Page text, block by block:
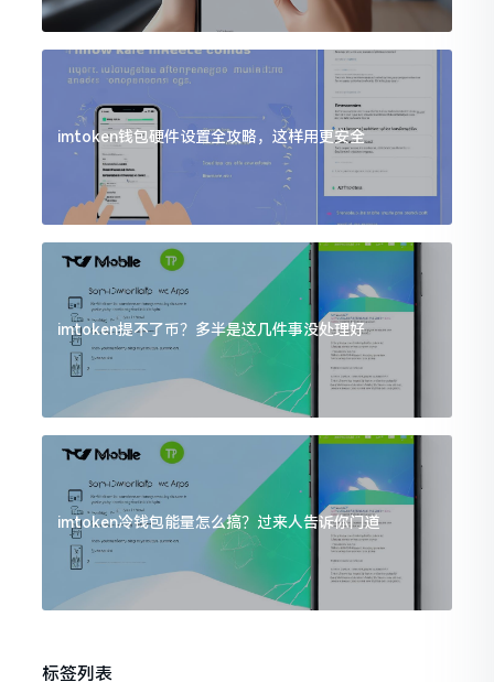
imtoken钱包硬件设置全攻略，这样用更安全
imtoken提不了币？多半是这几件事没处理好
imtoken冷钱包能量怎么搞？过来人告诉你门道
标签列表